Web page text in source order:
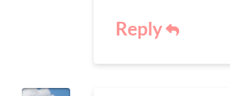
Reply